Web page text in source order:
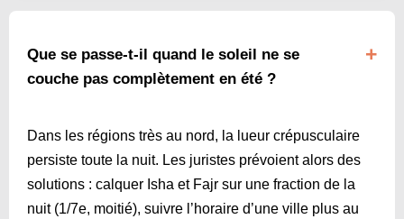
Que se passe-t-il quand le soleil ne se
couche pas complètement en été ?
Dans les régions très au nord, la lueur crépusculaire
persiste toute la nuit. Les juristes prévoient alors des
solutions : calquer Isha et Fajr sur une fraction de la
nuit (1/7e, moitié), suivre l’horaire d’une ville plus au